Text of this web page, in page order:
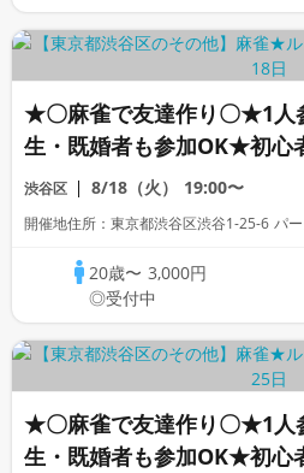
★〇麻雀で友達作り〇★1人
生・既婚者も参加OK★初心
心者向けリーグ戦★｜社会人
サークル☆ルールスターズ
渋谷区 8/18（火） 19:00〜
開催地住所：東京都渋谷区渋谷1-25-6 パ
20歳〜 3,000円
◎受付中
★〇麻雀で友達作り〇★1人
生・既婚者も参加OK★初心